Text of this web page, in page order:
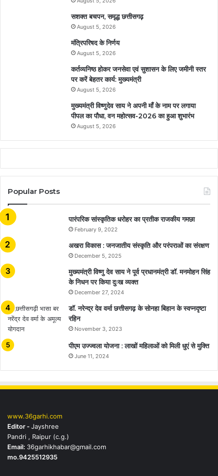
सशक्त बचपन, समृद्ध छत्तीसगढ़
August 5, 2026
मंत्रिपरिषद के निर्णय
August 5, 2026
कर्तव्यनिष्ठ होकर जनसेवा एवं सुशासन के लिए जमीनी स्तर
पर करें बेहतर कार्य: मुख्यमंत्री
August 5, 2026
मुख्यमंत्री विष्णुदेव साय ने अपनी माँ के नाम पर लगाया
पीपल का पौधा, वन महोत्सव-2026 का हुआ शुभारंभ
August 5, 2026
Popular Posts
​​​​​​​पारंपरिक सांस्कृतिक धरोहर का प्रतीक राजकीय गमछा
February 9, 2022
अखरा विकास : जनजातीय संस्कृति और परंपराओं का संरक्षण
December 5, 2025
मुख्यमंत्री विष्णु देव साय ने पूर्व प्रधानमंत्री डॉ. मनमोहन सिंह
के निधन पर किया दुःख व्यक्त
December 27, 2024
डॉ. नरेन्द्र देव वर्मा छत्तीसगढ़ के सोनहा बिहान के स्वप्नदृष्टा
रहिन
November 3, 2023
पीएम उज्ज्वला योजना : लाखों महिलाओं को मिली धुएं से मुक्ति
June 11, 2024
www.36garhi.com
Editor -Jayshree
Pandri , Raipur (c.g.)
Email: 36garhikhabar@gmail.com
mo.9425512935